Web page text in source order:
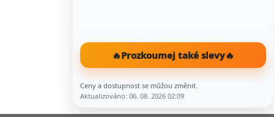
🔥Prozkoumej také slevy🔥
Ceny a dostupnost se můžou změnit.
Aktualizováno: 06. 08. 2026 02:09